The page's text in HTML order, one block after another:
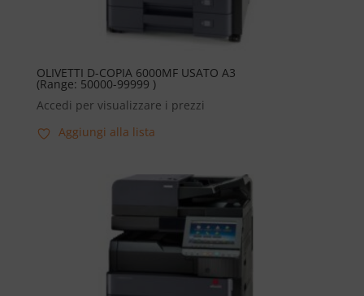
OLIVETTI D-COPIA 6000MF USATO A3
(Range: 50000-99999 )
Accedi per visualizzare i prezzi
Aggiungi alla lista